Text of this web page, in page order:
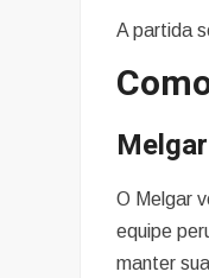
A partida
Melgar
O Melgar
equipe
manter